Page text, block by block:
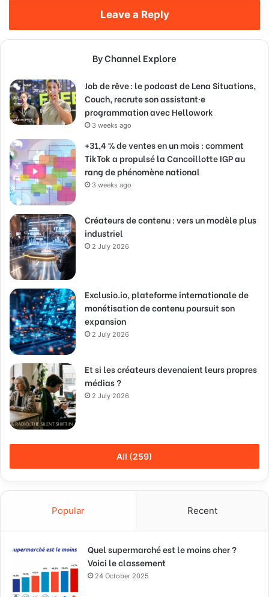
Leave a Reply
By Channel Explore
Job de rêve : le podcast de Lena Situations,
Couch, recrute son assistant·e
programmation avec Hellowork
3 weeks ago
+31,4 % de ventes en un mois : comment
TikTok a propulsé la Cancoillotte IGP au
rang de phénomène national
3 weeks ago
Créateurs de contenu : vers un modèle plus
industriel
2 July 2026
Exclusio.io, plateforme internationale de
monétisation de contenu poursuit son
expansion
2 July 2026
Et si les créateurs devenaient leurs propres
médias ?
2 July 2026
All (259)
Popular Recent
Quel supermarché est le moins cher ?
Voici le classement
24 October 2025